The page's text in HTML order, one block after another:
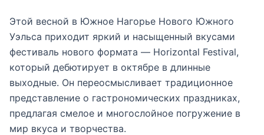
Этой весной в Южное Нагорье Нового Южного
Уэльса приходит яркий и насыщенный вкусами
фестиваль нового формата — Horizontal Festival,
который дебютирует в октябре в длинные
выходные. Он переосмысливает традиционное
представление о гастрономических праздниках,
предлагая смелое и многослойное погружение в
мир вкуса и творчества.